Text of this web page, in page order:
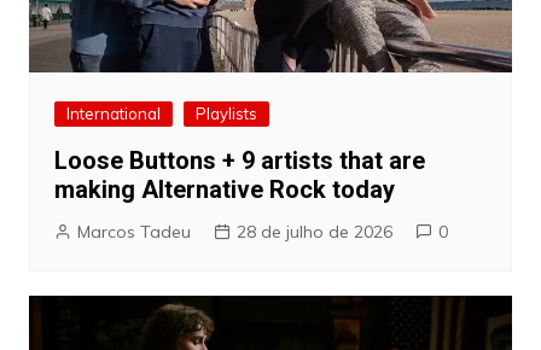
International Playlists
Loose Buttons + 9 artists that are
making Alternative Rock today
Marcos Tadeu 28 de julho de 2026 0